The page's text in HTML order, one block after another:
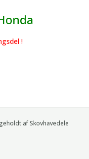
!
af Skovhavedele